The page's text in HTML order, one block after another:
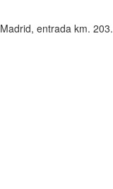
entrada km. 203.